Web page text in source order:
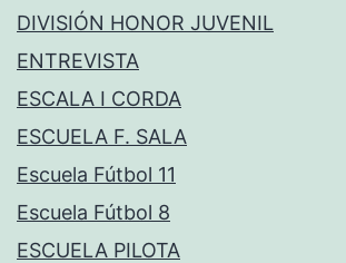
DIVISIÓN HONOR JUVENIL
ENTREVISTA
ESCALA I CORDA
ESCUELA F. SALA
Escuela Fútbol 11
Escuela Fútbol 8
ESCUELA PILOTA